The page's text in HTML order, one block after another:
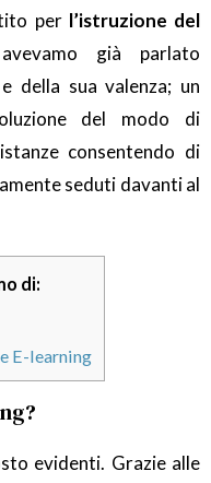
per l’istruzione del
già parlato
e della sua valenza; un
del modo di
consentendo di
seduti davanti al
di:
E-learning
evidenti. Grazie alle